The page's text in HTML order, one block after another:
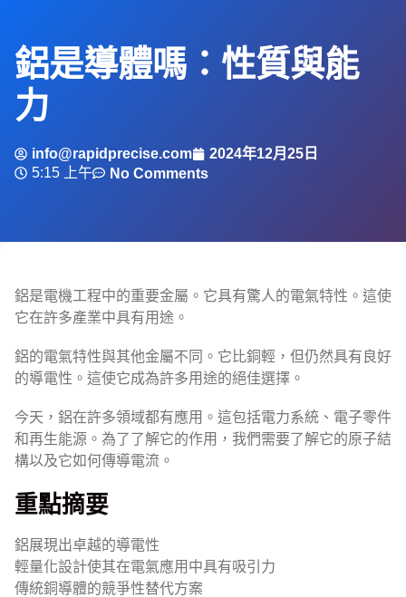
鋁是導體嗎：性質與能
力
info@rapidprecise.com
2024年12月25日
5:15 上午
No Comments
鋁是電機工程中的重要金屬。它具有驚人的電氣特性。這使
它在許多產業中具有用途。
鋁的電氣特性與其他金屬不同。它比銅輕，但仍然具有良好
的導電性。這使它成為許多用途的絕佳選擇。
今天，鋁在許多領域都有應用。這包括電力系統、電子零件
和再生能源。為了了解它的作用，我們需要了解它的原子結
構以及它如何傳導電流。
重點摘要
鋁展現出卓越的導電性
輕量化設計使其在電氣應用中具有吸引力
傳統銅導體的競爭性替代方案